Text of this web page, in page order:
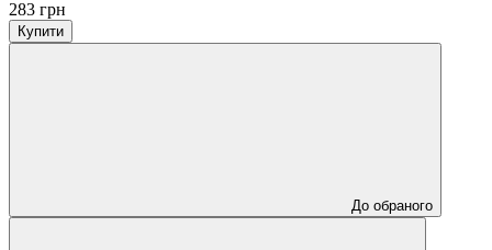
283 грн
Купити
До обраного